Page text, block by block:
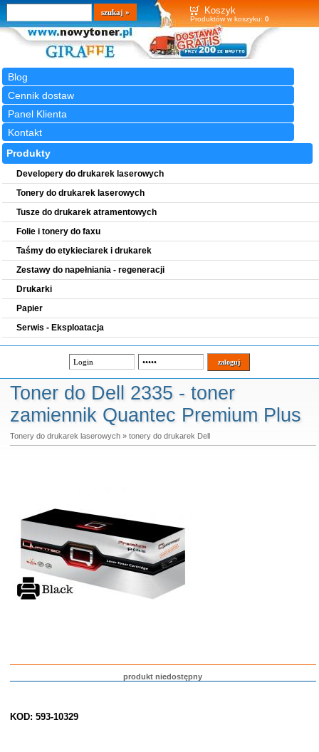
Koszyk
Produktów w koszyku: 0
Blog
Cennik dostaw
Panel Klienta
Kontakt
Wyszukiwarka
szukaj
Produkty
Developery do drukarek laserowych
Tonery do drukarek laserowych
Tusze do drukarek atramentowych
Folie i tonery do faxu
Taśmy do etykieciarek i drukarek
Zestawy do napełniania - regeneracji
Drukarki
Papier
Serwis - Eksploatacja
Toner do Dell 2335 - toner
zamiennik Quantec Premium Plus
Tonery do drukarek laserowych» tonery do drukarek Dell
produkt niedostępny
KOD: 593-10329